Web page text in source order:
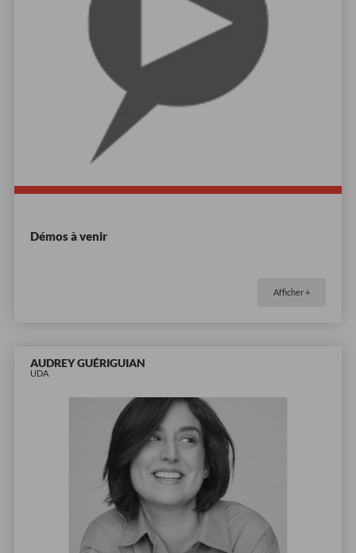
Démos à venir
Afficher +
AUDREY GUÉRIGUIAN
UDA